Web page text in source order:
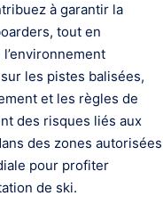
à garantir la
tout en
les pistes balisées,
et les règles de
des risques liés aux
des zones autorisées
pour profiter
de ski.